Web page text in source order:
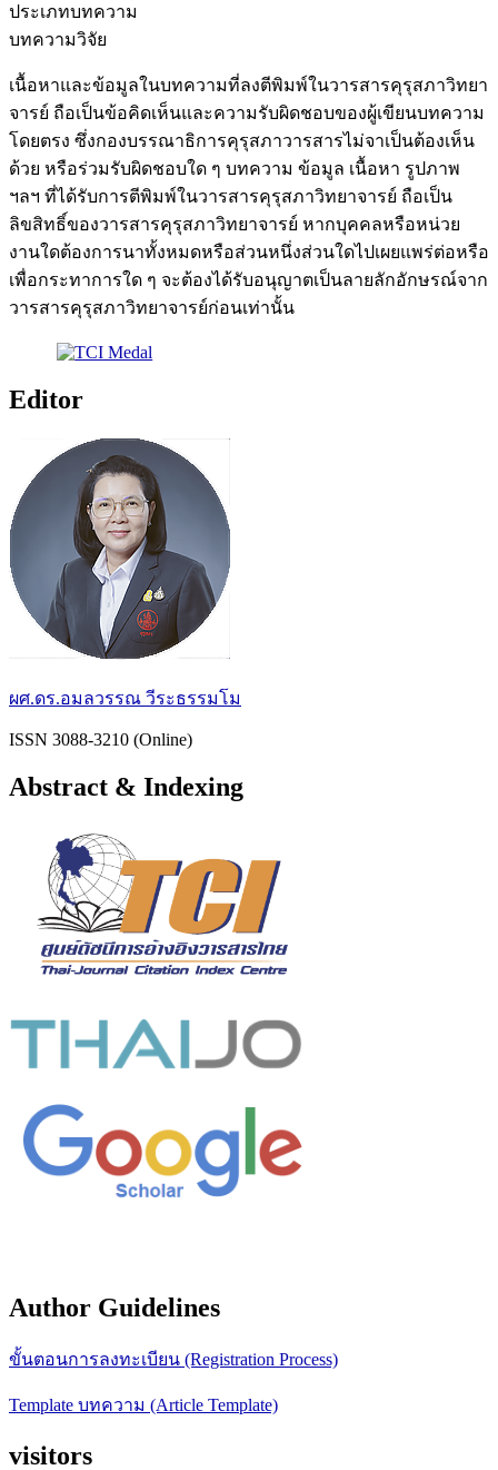
ประเภทบทความ
บทความวิจัย
เนื้อหาและข้อมูลในบทความที่ลงตีพิมพ์ในวารสารคุรุสภาวิทยา
จารย์ ถือเป็นข้อคิดเห็นและความรับผิดชอบของผู้เขียนบทความ
โดยตรง ซึ่งกองบรรณาธิการคุรุสภาวารสารไม่จาเป็นต้องเห็น
ด้วย หรือร่วมรับผิดชอบใด ๆ บทความ ข้อมูล เนื้อหา รูปภาพ
ฯลฯ ที่ได้รับการตีพิมพ์ในวารสารคุรุสภาวิทยาจารย์ ถือเป็น
ลิขสิทธิ์ของวารสารคุรุสภาวิทยาจารย์ หากบุคคลหรือหน่วย
งานใดต้องการนาทั้งหมดหรือส่วนหนึ่งส่วนใดไปเผยแพร่ต่อหรือ
เพื่อกระทาการใด ๆ จะต้องได้รับอนุญาตเป็นลายลักอักษรณ์จาก
วารสารคุรุสภาวิทยาจารย์ก่อนเท่านั้น
Editor
ผศ.ดร.อมลวรรณ วีระธรรมโม
ISSN 3088-3210 (Online)
Abstract & Indexing
Author Guidelines
ขั้นตอนการลงทะเบียน (Registration Process)
Template บทความ (Article Template)
visitors